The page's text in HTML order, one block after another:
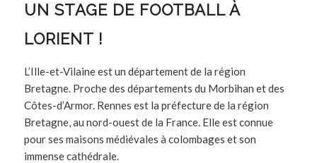
UN STAGE DE FOOTBALL À
LORIENT !
L’Ille-et-Vilaine est un département de la région
Bretagne. Proche des départements du Morbihan et des
Côtes-d’Armor. Rennes est la préfecture de la région
Bretagne, au nord-ouest de la France. Elle est connue
pour ses maisons médiévales à colombages et son
immense cathédrale.